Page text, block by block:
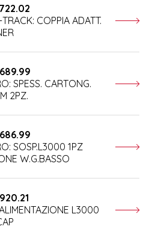
COPPIA ADATT.
SPESS. CARTONG.
2PZ.
SOSP.L3000 1PZ
W.G.BASSO
L3000